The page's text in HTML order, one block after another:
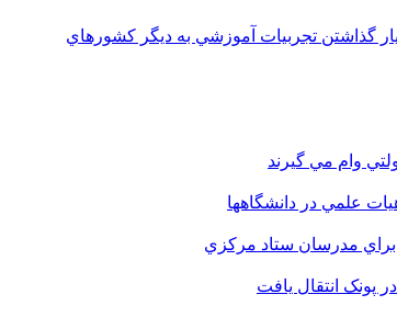
گذاشتن تجربيات آموزشي به ديگر کشورهاي
وام مي گيرند
علمي در دانشگاهها
مدرسان ستاد مرکزي
انتقال يافت